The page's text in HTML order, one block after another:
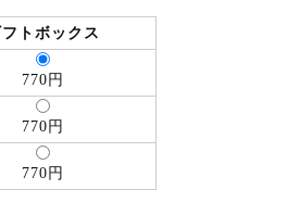
フトボックス
770円
770円
770円